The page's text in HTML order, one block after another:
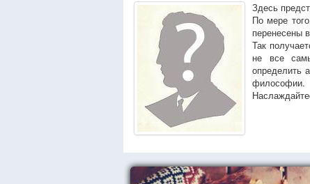
Здесь
По мере
перенесены
Так
не все
определить
философии.